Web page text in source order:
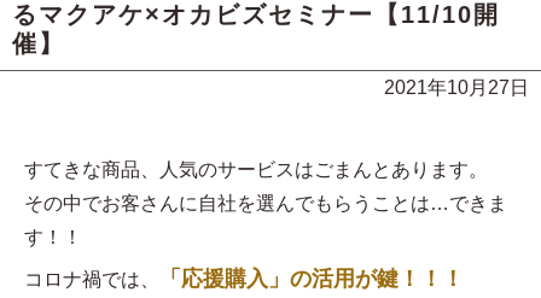
るマクアケ×オカビズセミナー【11/10開
催】
2021年10月27日
すてきな商品、人気のサービスはごまんとあります。
その中でお客さんに自社を選んでもらうことは…できま
す！！
コロナ禍では、 「応援購入」の活用が鍵！！！